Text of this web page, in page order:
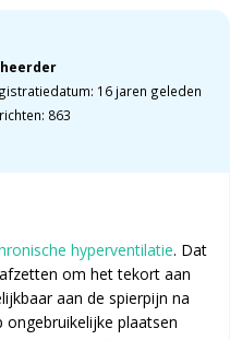
16 jaren geleden
863
hyperventilatie. Dat
om het tekort aan
aan de spierpijn na
plaatsen